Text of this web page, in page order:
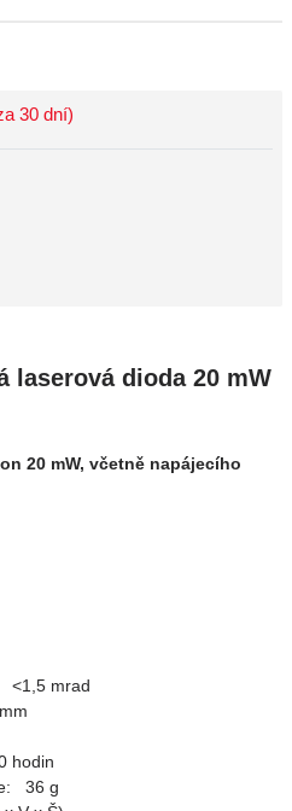
30 dní)
laserová dioda 20 mW
20 mW, včetně napájecího
<1,5 mrad
hodin
36 g